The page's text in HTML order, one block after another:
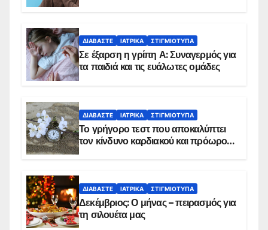
ΔΙΑΒΆΣΤΕ ΙΑΤΡΙΚΆ ΣΤΙΓΜΙΌΤΥΠΑ
Σε έξαρση η γρίπη Α: Συναγερμός για
τα παιδιά και τις ευάλωτες ομάδες
ΔΙΑΒΆΣΤΕ ΙΑΤΡΙΚΆ ΣΤΙΓΜΙΌΤΥΠΑ
Το γρήγορο τεστ που αποκαλύπτει
τον κίνδυνο καρδιακού και πρόωρου
ΔΙΑΒΆΣΤΕ ΙΑΤΡΙΚΆ ΣΤΙΓΜΙΌΤΥΠΑ
Δεκέμβριος: Ο μήνας – πειρασμός για
τη σιλουέτα μας